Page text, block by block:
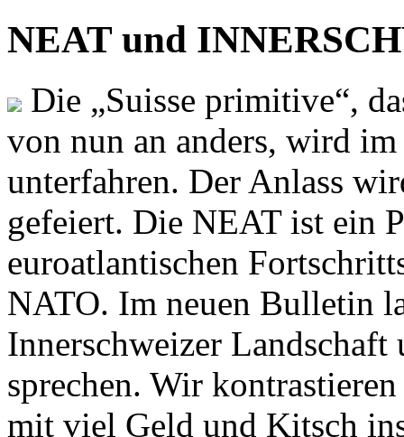
NEAT und
Die „Suisse primitive“,
von nun an anders, wird
unterfahren. Der Anlass
gefeiert. Die NEAT ist ein
euroatlantischen
NATO. Im neuen Bulletin
Innerschweizer
sprechen. Wir
mit viel Geld und Kitsch